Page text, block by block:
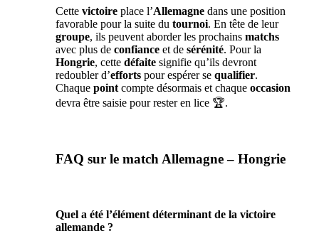
Cette victoire place l’Allemagne dans une position
favorable pour la suite du tournoi. En tête de leur
groupe, ils peuvent aborder les prochains matchs
avec plus de confiance et de sérénité. Pour la
Hongrie, cette défaite signifie qu’ils devront
redoubler d’efforts pour espérer se qualifier.
Chaque point compte désormais et chaque occasion
devra être saisie pour rester en lice 🏆.
FAQ sur le match Allemagne – Hongrie
Quel a été l’élément déterminant de la victoire
allemande ?